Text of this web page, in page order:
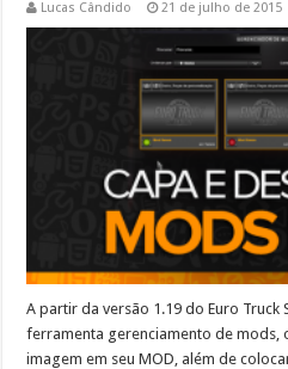
Lucas Cândido 21 de julho de 2015
A partir da versão 1.19 do Euro
ferramenta gerenciamento de mods,
imagem em seu MOD, além de